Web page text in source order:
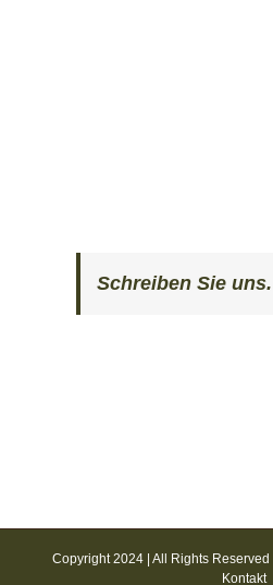
Schreiben Sie uns.
Copyright 2024 | All Rights Reserved |
Kontakt